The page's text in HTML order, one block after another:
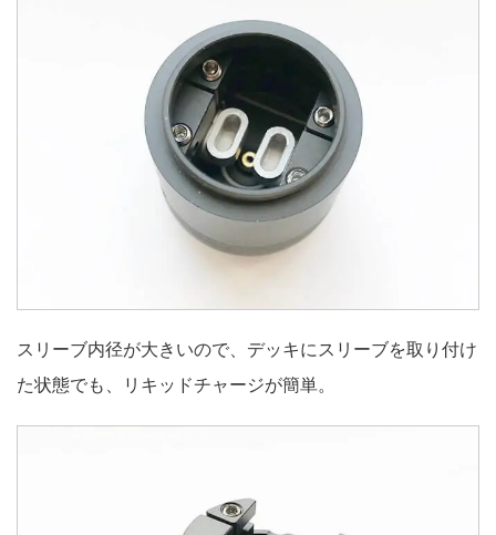
スリーブ内径が大きいので、デッキにスリーブを取り付け
た状態でも、リキッドチャージが簡単。